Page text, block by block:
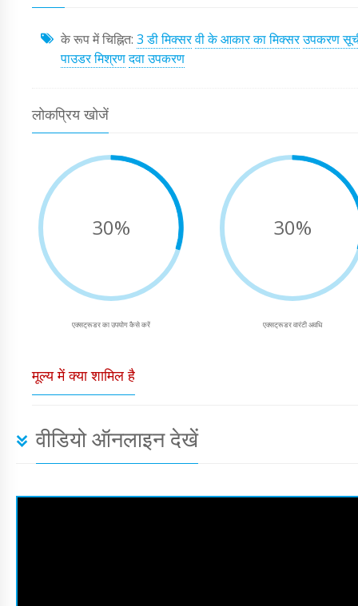
के रूप में चिह्नित: 3 डी मिक्सरवी के आकार का मिक्सरउपकरण
पाउडर मिश्रणदवा उपकरण
लोकप्रिय खोजें
30%
एक्सट्रूडर का उपयोग कैसे करें
30%
एक्सट्रूडर वारंटी अवधि
मूल्य में क्या शामिल है
वीडियो ऑनलाइन देखें